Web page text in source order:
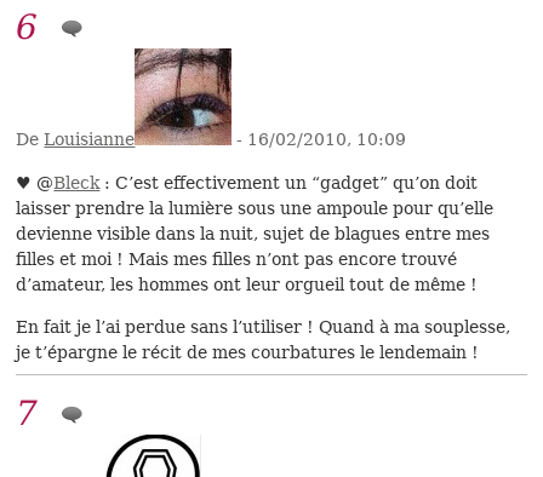
6
DeLouisianne - 16/02/2010, 10:09
♥ @Bleck: C’est effectivement un “gadget” qu’on doit
laisser prendre la lumière sous une ampoule pour qu’elle
devienne visible dans la nuit, sujet de blagues entre mes
filles et moi ! Mais mes filles n’ont pas encore trouvé
d’amateur, les hommes ont leur orgueil tout de même !
En fait je l’ai perdue sans l’utiliser ! Quand à ma souplesse,
je t’épargne le récit de mes courbatures le lendemain !
7